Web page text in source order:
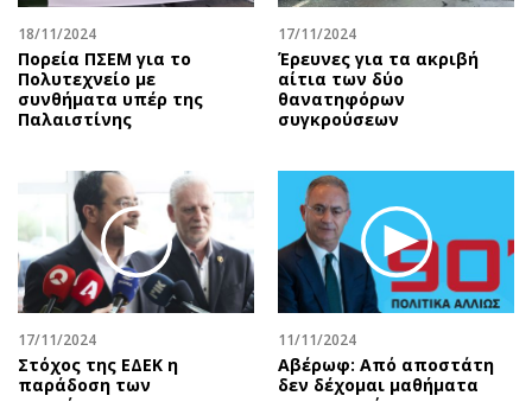
18/11/2024
Πορεία ΠΣΕΜ για το
Πολυτεχνείο με
συνθήματα υπέρ της
Παλαιστίνης
17/11/2024
Έρευνες για τα ακριβή
αίτια των δύο
θανατηφόρων
συγκρούσεων
17/11/2024
Στόχος της ΕΔΕΚ η
παράδοση των
11/11/2024
Αβέρωφ: Από αποστάτη
δεν δέχομαι μαθήματα